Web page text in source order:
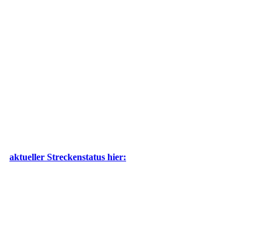
aktueller Streckenstatus hier: